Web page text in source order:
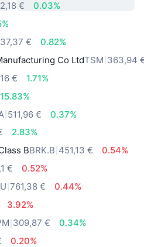
€
0.03%
€
0.82%
Co LtdTSM 363,94
€
1.71%
15.83%
511,96 €
0.37%
2.83%
BBRK.B 451,13 €
0.54%
€
0.52%
761,38 €
0.44%
3.92%
309,87 €
0.34%
0.20%